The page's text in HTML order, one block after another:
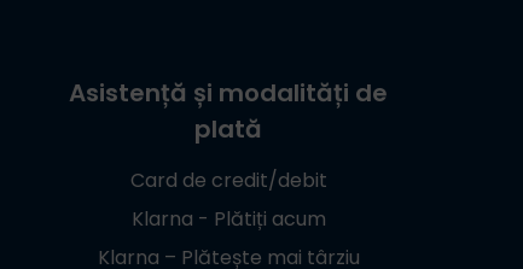
Asistență și modalități de
plată
Card de credit/debit
Klarna - Plătiți acum
Klarna – Plătește mai târziu